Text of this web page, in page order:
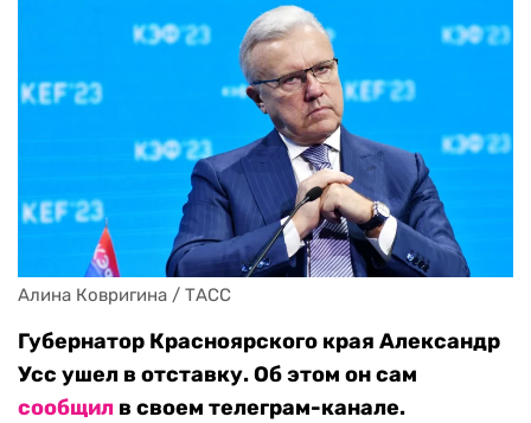
Алина Ковригина / ТАСС
Губернатор Красноярского края Александр
Усс ушел в отставку. Об этом он сам
сообщил в своем телеграм-канале.